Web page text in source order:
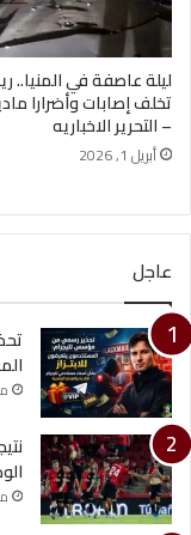
ليلة عاصفة في المنيا..
تخلف إصابات وأضرارا
– التحرير الاخباريه
أبريل 1, 2026
عاجل